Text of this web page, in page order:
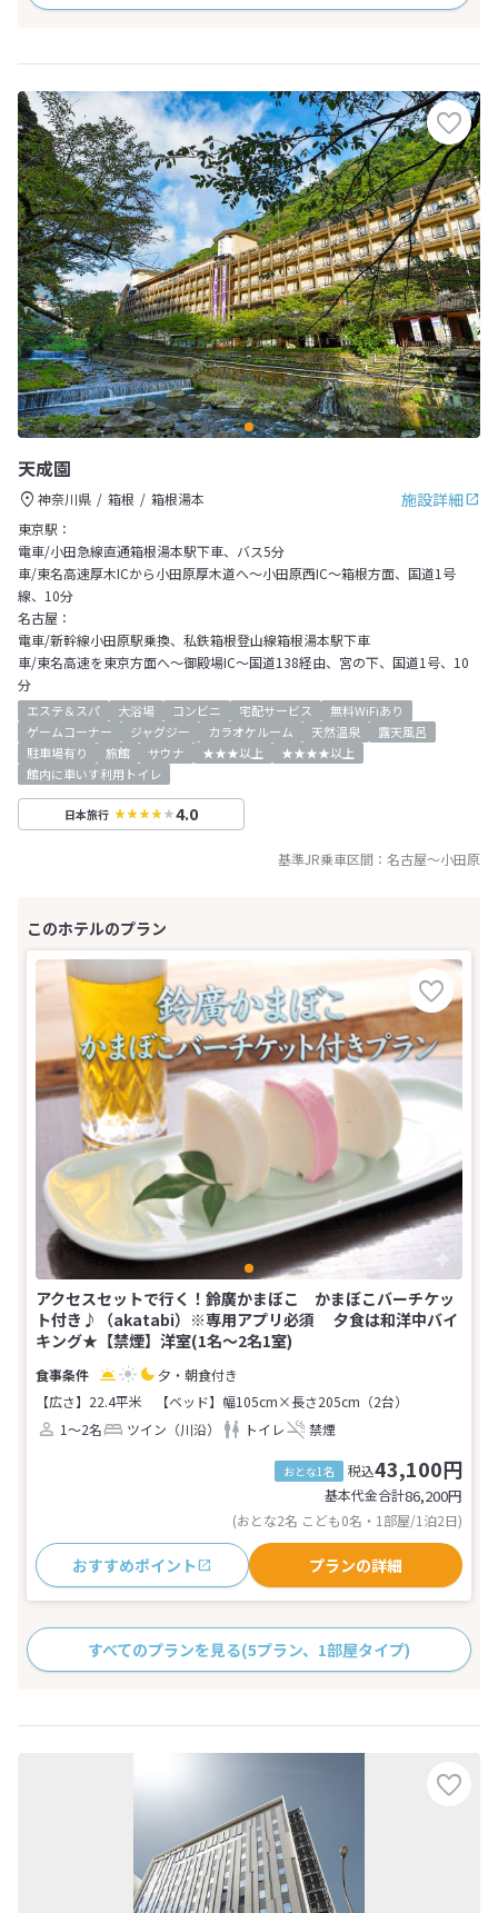
天成園
施設詳細
神奈川県 箱根
箱根湯本
東京駅：
電車/小田急線直通箱根湯本駅下車、バス5分
車/東名高速厚木ICから小田原厚木道へ～小田原西IC～箱根方面、国道1号
線、10分
名古屋：
電車/新幹線小田原駅乗換、私鉄箱根登山線箱根湯本駅下車
車/東名高速を東京方面へ～御殿場IC～国道138経由、宮の下、国道1号、10
分
エステ＆スパ 大浴場 コンビニ 宅配サービス
無料WiFiあり
ゲームコーナー
ジャグジー カラオケルーム 天然温泉
露天風呂
駐車場有り
旅館 サウナ ★★★以上
★★★★以上
館内に車いす利用トイレ
日本旅行 4.0
基準JR乗車区間： 名古屋～小田原
アクセスセットで行く！鈴廣かまぼこ かまぼこバーチケッ
ト付き♪（akatabi）※専用アプリ必須 夕食は和洋中バイ
キング★【禁煙】洋室(1名～2名1室)
夕・朝食付き
【広さ】22.4平米
【ベッド】幅105cm×長さ205cm（2台）
1～2名
ツイン（川沿） トイレ 禁煙
おとな1名 税込43,100円
基本代金合計86,200円
(おとな2名 こども0名・1部屋/1泊2日)
おすすめポイント プランの詳細
すべてのプランを見る(5プラン、1部屋タイプ)